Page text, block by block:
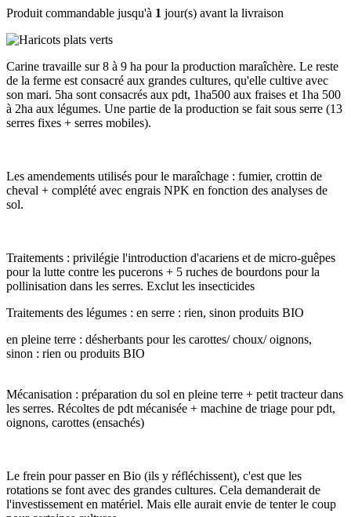
Produit commandable jusqu'à 1 jour(s) avant la livraison
Carine travaille sur 8 à 9 ha pour la production maraîchère. Le reste
de la ferme est consacré aux grandes cultures, qu'elle cultive avec
son mari. 5ha sont consacrés aux pdt, 1ha500 aux fraises et 1ha 500
à 2ha aux légumes. Une partie de la production se fait sous serre (13
serres fixes + serres mobiles).
Les amendements utilisés pour le maraîchage : fumier, crottin de
cheval + complété avec engrais NPK en fonction des analyses de
sol.
Traitements : privilégie l'introduction d'acariens et de micro-guêpes
pour la lutte contre les pucerons + 5 ruches de bourdons pour la
pollinisation dans les serres. Exclut les insecticides
Traitements des légumes : en serre : rien, sinon produits BIO
en pleine terre : désherbants pour les carottes/ choux/ oignons,
sinon : rien ou produits BIO
Mécanisation : préparation du sol en pleine terre + petit tracteur dans
les serres. Récoltes de pdt mécanisée + machine de triage pour pdt,
oignons, carottes (ensachés)
Le frein pour passer en Bio (ils y réfléchissent), c'est que les
rotations se font avec des grandes cultures. Cela demanderait de
l'investissement en matériel. Mais elle aurait envie de tenter le coup